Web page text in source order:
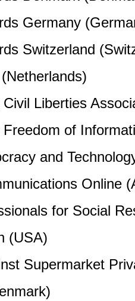
Germany
Switzerland
Liberties
of
and
Online
for Social
(USA)
Supermarket